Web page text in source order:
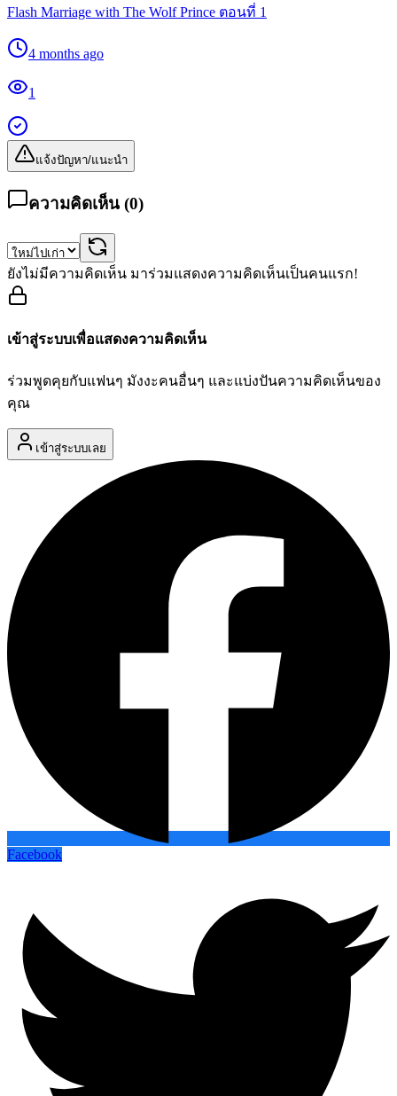
Flash Marriage with The Wolf Prince ตอนที่ 1
4 months ago
1
แจ้งปัญหา/แนะนำ
ความคิดเห็น (0)
ยังไม่มีความคิดเห็น มาร่วมแสดงความคิดเห็นเป็นคนแรก!
เข้าสู่ระบบเพื่อแสดงความคิดเห็น
ร่วมพูดคุยกับแฟนๆ มังงะคนอื่นๆ และแบ่งปันความคิดเห็นของ
คุณ
เข้าสู่ระบบเลย
Facebook